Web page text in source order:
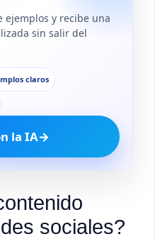
ejemplos y recibe una
sin salir del
claros
la IA→
sociales?